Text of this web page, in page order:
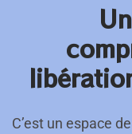
C’est un espace